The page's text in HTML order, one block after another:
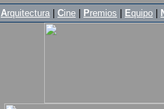
Arquitectura Cine Premios Equipo